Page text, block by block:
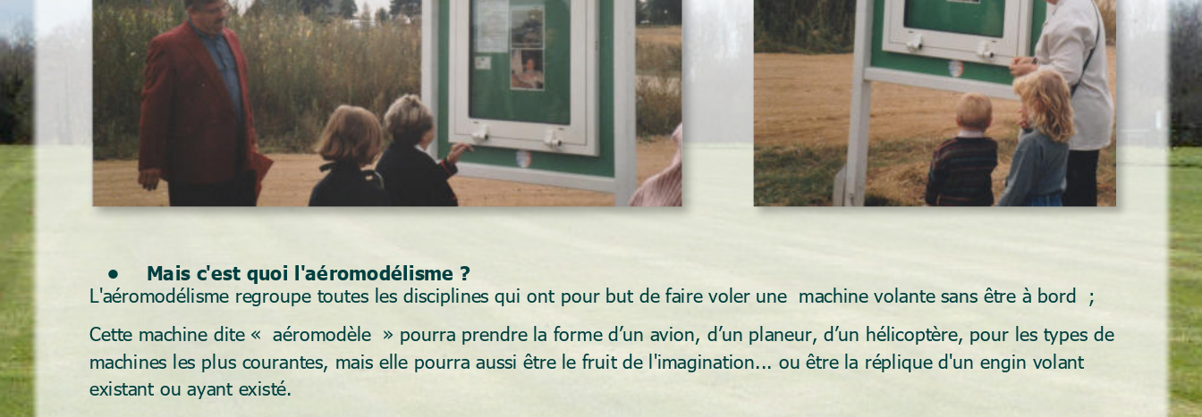
•
  Mais c'est quoi l'aéromodélisme ?
L'aéromodélisme regroupe toutes les disciplines qui ont pour but de faire voler une  machine volante sans être à bord  ;
Cette machine dite «  aéromodèle  » pourra prendre la forme d’un avion, d’un planeur, d’un hélicoptère, pour les types de
machines les plus courantes, mais elle pourra aussi être le fruit de l'imagination... ou être la réplique d'un engin volant
existant ou ayant existé.